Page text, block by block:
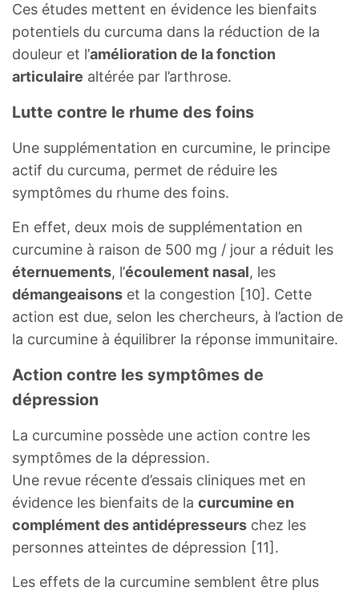
Ces études mettent en évidence les bienfaits
potentiels du curcuma dans la réduction de la
douleur et l’amélioration de la fonction
articulaire altérée par l’arthrose.
Lutte contre le rhume des foins
Une supplémentation en curcumine, le principe
actif du curcuma, permet de réduire les
symptômes du rhume des foins.
En effet, deux mois de supplémentation en
curcumine à raison de 500 mg / jour a réduit les
éternuements, l’écoulement nasal, les
démangeaisons et la congestion [10]. Cette
action est due, selon les chercheurs, à l’action de
la curcumine à équilibrer la réponse immunitaire.
Action contre les symptômes de
dépression
La curcumine possède une action contre les
symptômes de la dépression.
Une revue récente d’essais cliniques met en
évidence les bienfaits de la curcumine en
complément des antidépresseurs chez les
personnes atteintes de dépression [11].
Les effets de la curcumine semblent être plus